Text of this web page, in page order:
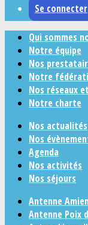
Se connecter
Qui sommes
Notre équipe
Nos
Notre
Nos réseaux
Notre charte
Nos actualités
Nos
Agenda
Nos activités
Nos séjours
Antenne
Antenne Poix